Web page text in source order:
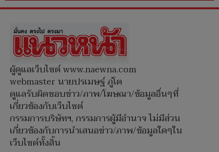
ผู้ดูแลเว็บไซต์ www.naewna.com
webmaster นายปรเมษฐ์ ภู่โต
ดูแลรับผิดชอบข่าว/ภาพ/โฆษณา/ข้อมูลอื่นๆที่
เกี่ยวข้องกับเว็บไซต์
กรรมการบริษัทฯ, กรรมการผู้มีอำนาจ ไม่มีส่วน
เกี่ยวข้องกับการนำเสนอข่าว/ภาพ/ข้อมูลใดๆใน
เว็บไซต์ทั้งสิ้น